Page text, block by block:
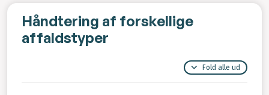
Håndtering af forskellige
affaldstyper
Fold alle ud